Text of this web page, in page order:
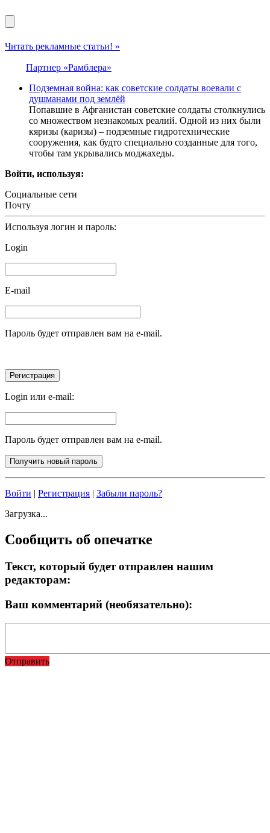
Читать рекламные статьи! »
Партнер «Рамблера»
Подземная война: как советские солдаты воевали с
душманами под землёй
Попавшие в Афганистан советские солдаты столкнулись
со множеством незнакомых реалий. Одной из них были
кяризы (каризы) – подземные гидротехнические
сооружения, как будто специально созданные для того,
чтобы там укрывались моджахеды.
Войти, используя:
Социальные сети
Почту
Используя логин и пароль:
Login
E-mail
Пароль будет отправлен вам на e-mail.
Login или e-mail:
Пароль будет отправлен вам на e-mail.
Войти | Регистрация | Забыли пароль?
Загрузка...
Сообщить об опечатке
Текст, который будет отправлен нашим
редакторам:
Ваш комментарий (необязательно):
Отправить